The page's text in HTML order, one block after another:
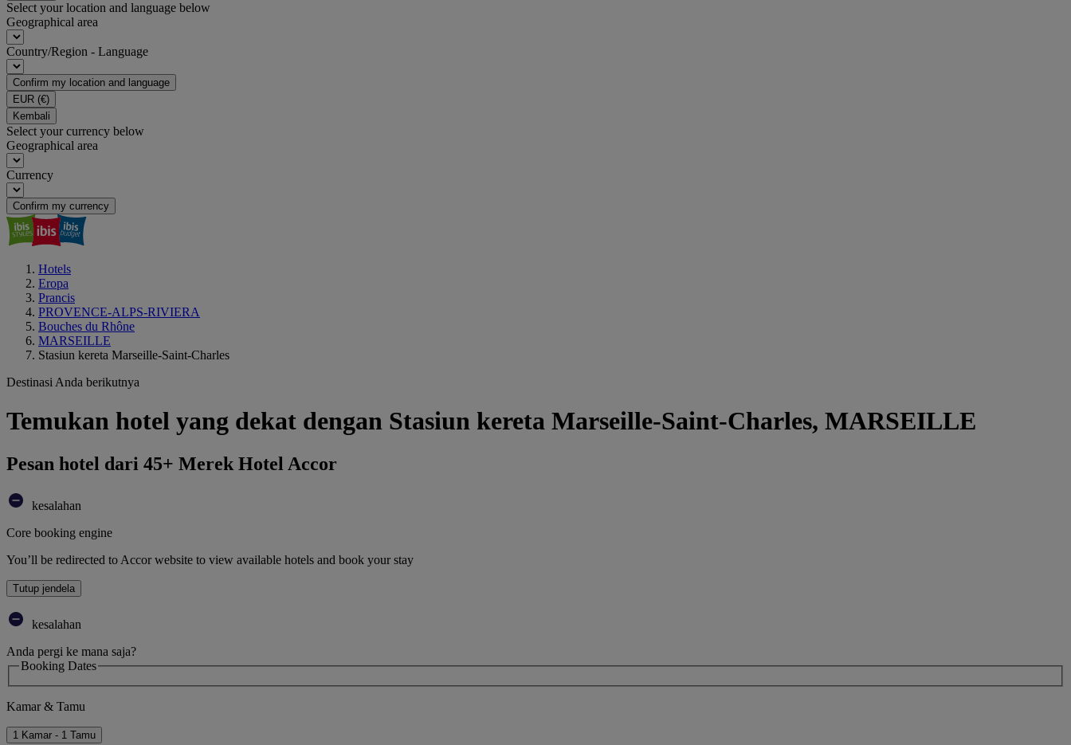
Select your location and language below
Geographical area
Country/Region - Language
Confirm my location and language
EUR (€)
Kembali
Select your currency below
Geographical area
Currency
Confirm my currency
Hotels
Eropa
Prancis
PROVENCE-ALPS-RIVIERA
Bouches du Rhône
MARSEILLE
Stasiun kereta Marseille-Saint-Charles
Destinasi Anda berikutnya
Temukan hotel yang dekat dengan Stasiun kereta Marseille-Saint-Charles, MARSEILLE
Pesan hotel dari 45+ Merek Hotel Accor
kesalahan
Core booking engine
You’ll be redirected to Accor website to view available hotels and book your stay
Tutup jendela
kesalahan
Anda pergi ke mana saja?
Booking Dates
Kamar & Tamu
1 Kamar - 1 Tamu